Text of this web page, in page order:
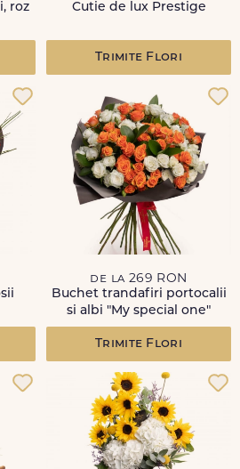
roz
Cutie de lux Prestige
Trimite Flori
de la 269 RON
Buchet trandafiri portocalii
si albi "My special one"
Trimite Flori